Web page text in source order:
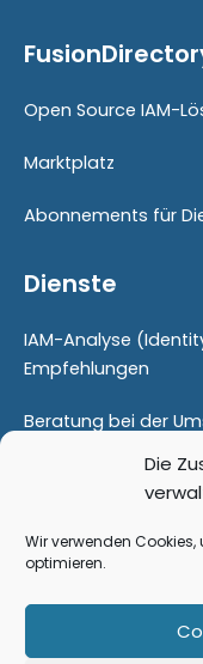
Die
Wir verwenden
optimieren.
Open Source IAM-
Marktplatz
Abonnements für
Dienste
IAM-Analyse
Empfehlungen
Beratung bei der
Proof Of Concept
Schulungen
Begleitung von